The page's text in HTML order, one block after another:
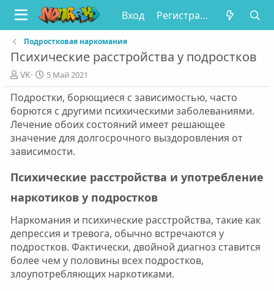
Вход Регистрация
Подростковая наркомания
Психические расстройства у подростков
А
в
т
о
р
VK
Д
а
т
а
п
у
б
л
к
ц
и
5 Май 2021
Подростки, борющиеся с зависимостью, часто
борются с другими психическими заболеваниями.
Лечение обоих состояний имеет решающее
значение для долгосрочного выздоровления от
зависимости.
Психические расстройства и употребление
наркотиков у подростков
Наркомания и психические расстройства, такие как
депрессия и тревога, обычно встречаются у
подростков. Фактически, двойной диагноз ставится
более чем у половины всех подростков,
злоупотребляющих наркотиками.